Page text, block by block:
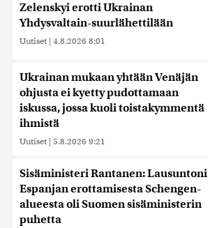
Zelenskyi erotti Ukrainan
Yhdysvaltain-suurlähettilään
Uutiset | 4.8.2026 8:01
Ukrainan mukaan yhtään Venäjän
ohjusta ei kyetty pudottamaan
iskussa, jossa kuoli toistakymmentä
ihmistä
Uutiset | 5.8.2026 9:21
Sisäministeri Rantanen: Lausuntoni
Espanjan erottamisesta Schengen-
alueesta oli Suomen sisäministerin
puhetta